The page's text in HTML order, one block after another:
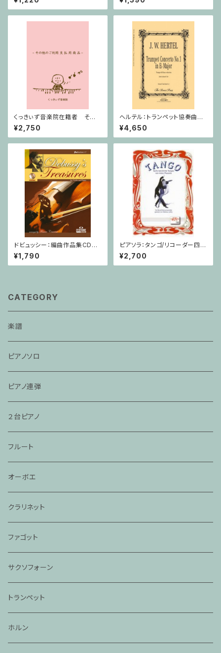
くっきぃず音楽院在籍者 その
他のご利用支払用商品 ワニく
んのキーボード
¥2,750
ヘルテル：トランペット協奏曲第1
番 変ホ長調/トランペット・ピア
ノ
¥4,650
ドビュッシー：編曲作品集CD付
/ ヴァイオリン・ピアノ
¥1,790
ピアソラ：タンゴ/リコーダー四重
奏
¥2,700
CATEGORY
楽譜
ピアノソロ
ピアノ連弾
２台ピアノ
フルート
オーボエ
クラリネット
ファゴット
サクソフォーン
トランペット
ホルン